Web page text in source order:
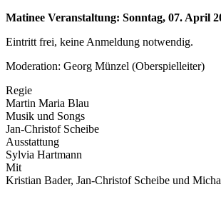
Matinee Veranstaltung: Sonntag, 07. April
Eintritt frei, keine Anmeldung notwendig.
Moderation: Georg Münzel (Oberspielleiter)
Regie
Martin Maria Blau
Musik und Songs
Jan-Christof Scheibe
Ausstattung
Sylvia Hartmann
Mit
Kristian Bader, Jan-Christof Scheibe und